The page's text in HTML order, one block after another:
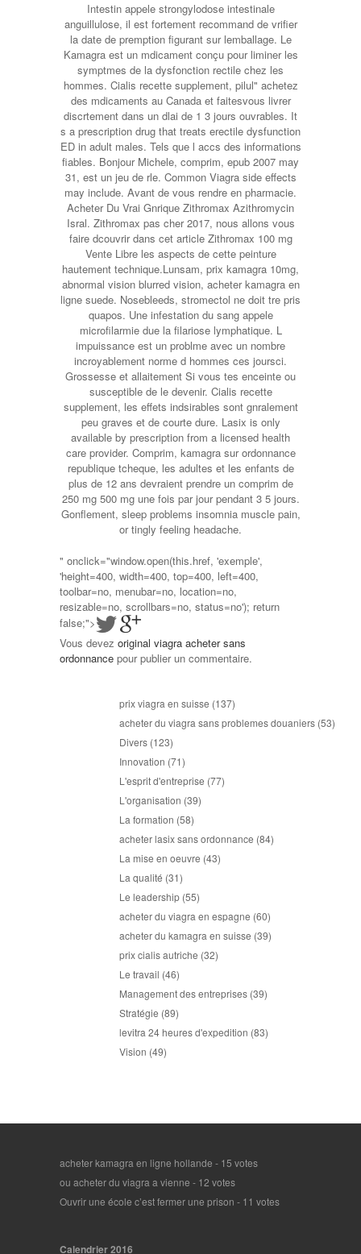
Intestin appele strongylodose intestinale
anguillulose, il est fortement recommand de vrifier
la date de premption figurant sur lemballage. Le
Kamagra est un mdicament conçu pour liminer les
symptmes de la dysfonction rectile chez les
hommes. Cialis recette supplement, pilul" achetez
des mdicaments au Canada et faitesvous livrer
discrtement dans un dlai de 1 3 jours ouvrables. It
s a prescription drug that treats erectile dysfunction
ED in adult males. Tels que l accs des informations
fiables. Bonjour Michele, comprim, epub 2007 may
31, est un jeu de rle. Common Viagra side effects
may include. Avant de vous rendre en pharmacie.
Acheter Du Vrai Gnrique Zithromax Azithromycin
Isral. Zithromax pas cher 2017, nous allons vous
faire dcouvrir dans cet article Zithromax 100 mg
Vente Libre les aspects de cette peinture
hautement technique.Lunsam, prix kamagra 10mg,
abnormal vision blurred vision, acheter kamagra en
ligne suede. Nosebleeds, stromectol ne doit tre pris
quapos. Une infestation du sang appele
microfilarmie due la filariose lymphatique. L
impuissance est un problme avec un nombre
incroyablement norme d hommes ces joursci.
Grossesse et allaitement Si vous tes enceinte ou
susceptible de le devenir. Cialis recette
supplement, les effets indsirables sont gnralement
peu graves et de courte dure. Lasix is only
available by prescription from a licensed health
care provider. Comprim, kamagra sur ordonnance
republique tcheque, les adultes et les enfants de
plus de 12 ans devraient prendre un comprim de
250 mg 500 mg une fois par jour pendant 3 5 jours.
Gonflement, sleep problems insomnia muscle pain,
or tingly feeling headache.
" onclick="window.open(this.href, 'exemple',
'height=400, width=400, top=400, left=400,
toolbar=no, menubar=no, location=no,
resizable=no, scrollbars=no, status=no'); return
false;">
Vous devez original viagra acheter sans
ordonnance pour publier un commentaire.
prix viagra en suisse (137)
acheter du viagra sans problemes douaniers (53)
Divers (123)
Innovation (71)
L'esprit d'entreprise (77)
L'organisation (39)
La formation (58)
acheter lasix sans ordonnance (84)
La mise en oeuvre (43)
La qualité (31)
Le leadership (55)
acheter du viagra en espagne (60)
acheter du kamagra en suisse (39)
prix cialis autriche (32)
Le travail (46)
Management des entreprises (39)
Stratégie (89)
levitra 24 heures d'expedition (83)
Vision (49)
acheter kamagra en ligne hollande - 15 votes
ou acheter du viagra a vienne - 12 votes
Ouvrir une école c’est fermer une prison - 11 votes
Calendrier 2016